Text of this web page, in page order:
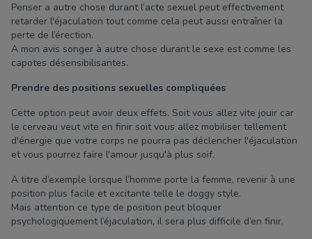
Penser a autre chose durant l’acte sexuel peut effectivement
retarder l'éjaculation tout comme cela peut aussi entraîner la
perte de l’érection.
A mon avis songer à autre chose durant le sexe est comme les
capotes désensibilisantes.
Prendre des positions sexuelles compliquées
Cette option peut avoir deux effets. Soit vous allez vite jouir car
le cerveau veut vite en finir soit vous allez mobiliser tellement
d'énergie que votre corps ne pourra pas déclencher l'éjaculation
et vous pourrez faire l'amour jusqu'à plus soif.
A titre d’exemple lorsque l’homme porte la femme, revenir à une
position plus facile et excitante telle le doggy style.
Mais attention ce type de position peut bloquer
psychologiquement l’éjaculation, il sera plus difficile d’en finir.